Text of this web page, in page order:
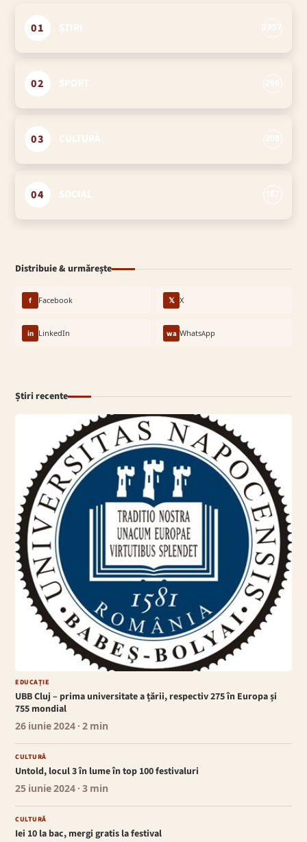
01
02
03
04
Distribuie & urmărește
f Facebook 𝕏 X
in LinkedIn wa WhatsApp
Știri recente
EDUCAȚIE
UBB Cluj – prima universitate a țării, respectiv 275 în Europa și
755 mondial
26 iunie 2024 · 2 min
CULTURĂ
Untold, locul 3 în lume în top 100 festivaluri
25 iunie 2024 · 3 min
CULTURĂ
Iei 10 la bac, mergi gratis la festival